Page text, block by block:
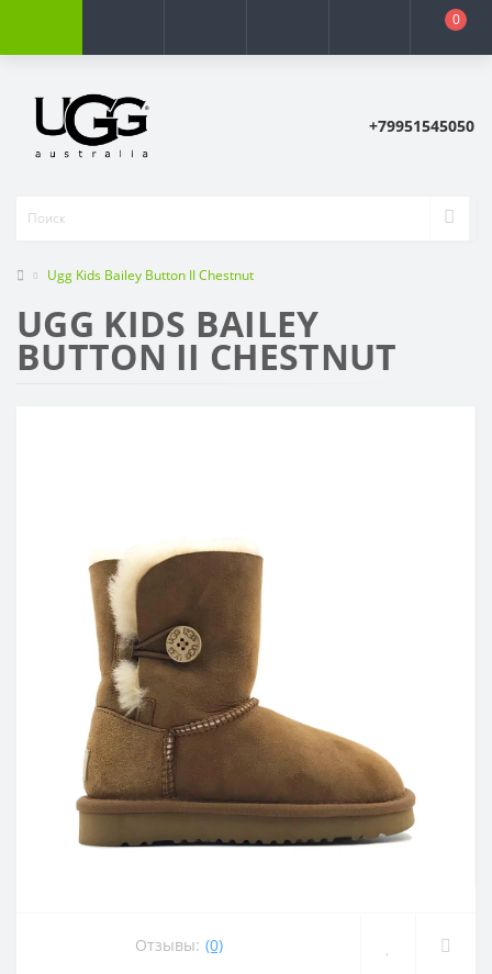
0
+79951545050
Ugg Kids Bailey Button II Chestnut
UGG KIDS BAILEY
BUTTON II CHESTNUT
Отзывы: (0)